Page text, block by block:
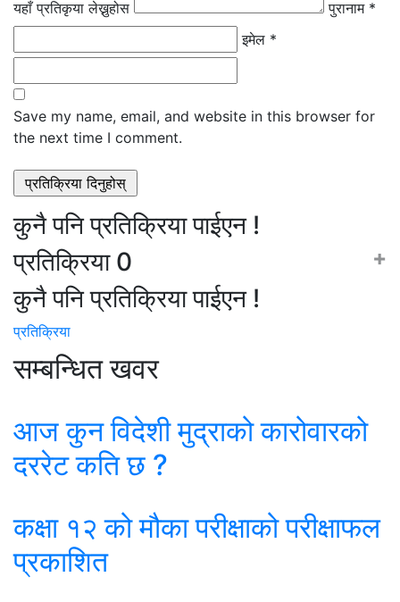
यहाँ प्रतिकृया लेख्नुहोस
पुरानाम *
इमेल *
Save my name, email, and website in this browser for
the next time I comment.
कुनै पनि प्रतिक्रिया पाईएन !
+
प्रतिक्रिया 0
कुनै पनि प्रतिक्रिया पाईएन !
प्रतिक्रिया
सम्बन्धित खवर
आज कुन विदेशी मुद्राको कारोवारको
दररेट कति छ ?
कक्षा १२ को मौका परीक्षाको परीक्षाफल
प्रकाशित